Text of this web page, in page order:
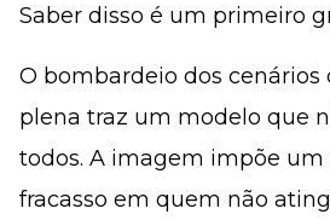
Saber disso é um primeiro
O bombardeio dos cenários
plena traz um modelo que
todos. A imagem impõe
fracasso em quem não